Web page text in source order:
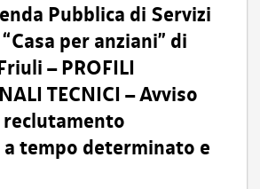
Pubblica di Servizi
per anziani” di
– PROFILI
TECNICI – Avviso
tempo determinato e